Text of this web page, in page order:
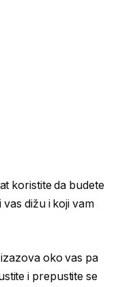
koristite da budete
vas dižu i koji vam
oko vas pa
i prepustite se